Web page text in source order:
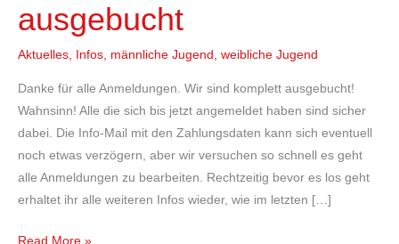
ausgebucht
Aktuelles Infos männliche Jugend weibliche Jugend
Danke für alle Anmeldungen. Wir sind komplett ausgebucht!
Wahnsinn! Alle die sich bis jetzt angemeldet haben sind sicher
dabei. Die Info-Mail mit den Zahlungsdaten kann sich eventuell
noch etwas verzögern, aber wir versuchen so schnell es geht
alle Anmeldungen zu bearbeiten. Rechtzeitig bevor es los geht
erhaltet ihr alle weiteren Infos wieder, wie im letzten […]
Read More »